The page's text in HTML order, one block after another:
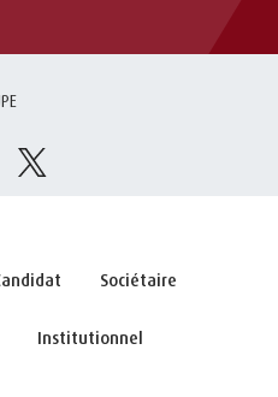
Sociétaire
Institutionnel